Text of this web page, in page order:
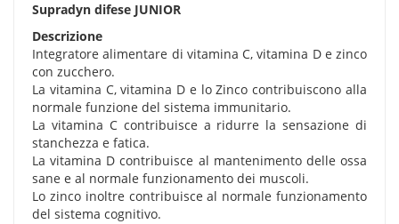
Supradyn difese JUNIOR
Descrizione
Integratore alimentare di vitamina C, vitamina D e zinco
con zucchero.
La vitamina C, vitamina D e lo Zinco contribuiscono alla
normale funzione del sistema immunitario.
La vitamina C contribuisce a ridurre la sensazione di
stanchezza e fatica.
La vitamina D contribuisce al mantenimento delle ossa
sane e al normale funzionamento dei muscoli.
Lo zinco inoltre contribuisce al normale funzionamento
del sistema cognitivo.